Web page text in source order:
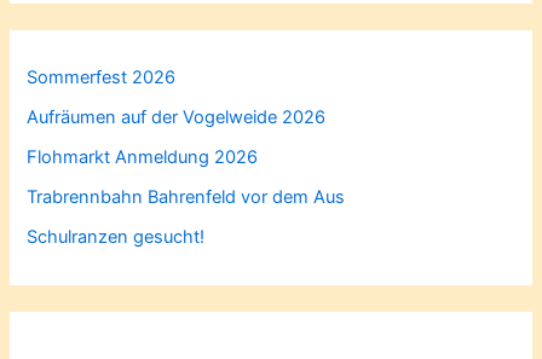
Sommerfest 2026
Aufräumen auf der Vogelweide 2026
Flohmarkt Anmeldung 2026
Trabrennbahn Bahrenfeld vor dem Aus
Schulranzen gesucht!